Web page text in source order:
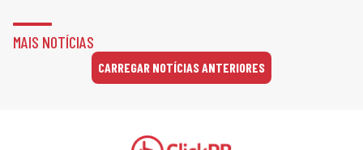
MAIS NOTÍCIAS
CARREGAR NOTÍCIAS ANTERIORES